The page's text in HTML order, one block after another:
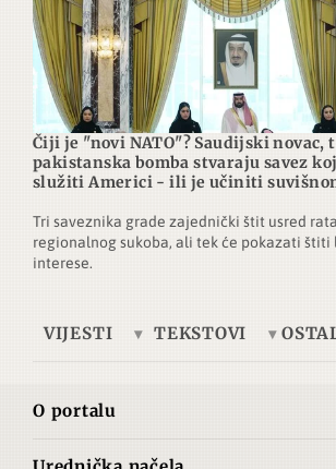
Čiji je "novi NATO"? Saudijski novac,
pakistanska bomba stvaraju savez
služiti Americi - ili je učiniti
Tri saveznika grade zajednički štit usred
regionalnog sukoba, ali tek će pokazati
interese.
VIJESTI
Azija
Bliski istok
TEKSTOVI
Povijest
O portalu